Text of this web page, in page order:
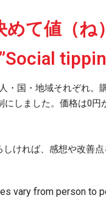
めて値（ね
・国・地域それぞれ。
にしました。価格は0円
しければ、感想や改善
vary from person to